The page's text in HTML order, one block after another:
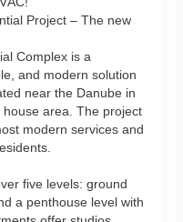
Project – The new
Complex is a
and modern solution
near the Danube in
area. The project
modern services and
five levels: ground
a penthouse level with